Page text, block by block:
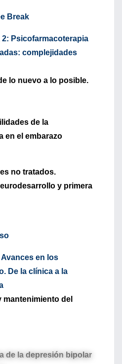
Break
2: Psicofarmacoterapia
complejidades
lo nuevo a lo posible.
de la
en el embarazo
no tratados.
y primera
Avances en los
De la clínica a la
mantenimiento del
de la depresión bipolar